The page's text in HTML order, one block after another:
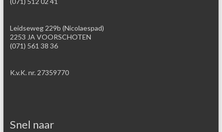
Leidseweg 229b (Nicolaespad)
2253 JA VOORSCHOTEN
(071) 561 38 36
K.v.K. nr. 27359770
Snel naar